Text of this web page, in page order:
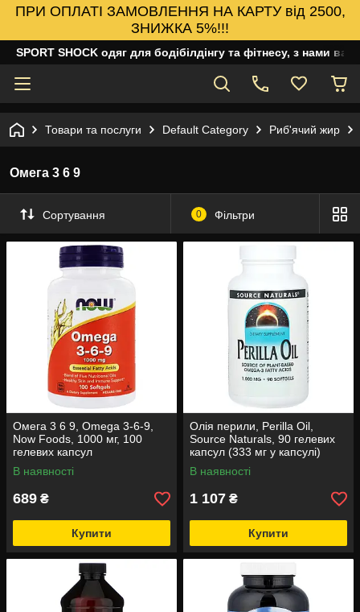
ПРИ ОПЛАТІ ЗАМОВЛЕННЯ НА КАРТУ від 2500,
ЗНИЖКА 5%!!!
SPORT SHOCK одяг для бодібілдінгу та фітнесу, з нами
Товари та послуги Default Category Риб'ячий жир
Омега 3 6 9
Сортування 0 Фільтри
Омега 3 6 9, Omega 3-6-9,
Now Foods, 1000 мг, 100
гелевих капсул
В наявності
689 ₴
Купити
Олія перили, Perilla Oil,
Source Naturals, 90 гелевих
капсул (333 мг у капсулі)
В наявності
1 107 ₴
Купити